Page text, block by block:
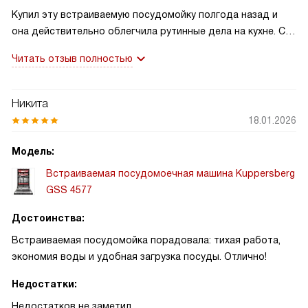
Купил эту встраиваемую посудомойку полгода назад и
она действительно облегчила рутинные дела на кухне. С
мотор практически не слышен, даже при ночном цикле не
распределять посуду в сумерках, а TFT-дисплей прост и
За это время машина неоднократно выручала. После
машину и включил интенсивную программу с
автодозированием — все гости ушли, а посуда вернулась
чистой и без разводов. В другой раз забыл долить
проблем не возникло. Одна забавная история: сын уронил
в корзину ложку с остатками теста, я запустил
самоочистку и неприятного запаха не стало, что приятно
Читать отзыв полностью
Никита
18.01.2026
Модель:
Встраиваемая посудомоечная машина Kuppersberg
GSS 4577
Достоинства:
Встраиваемая посудомойка порадовала: тихая работа,
экономия воды и удобная загрузка посуды. Отлично!
Недостатки: